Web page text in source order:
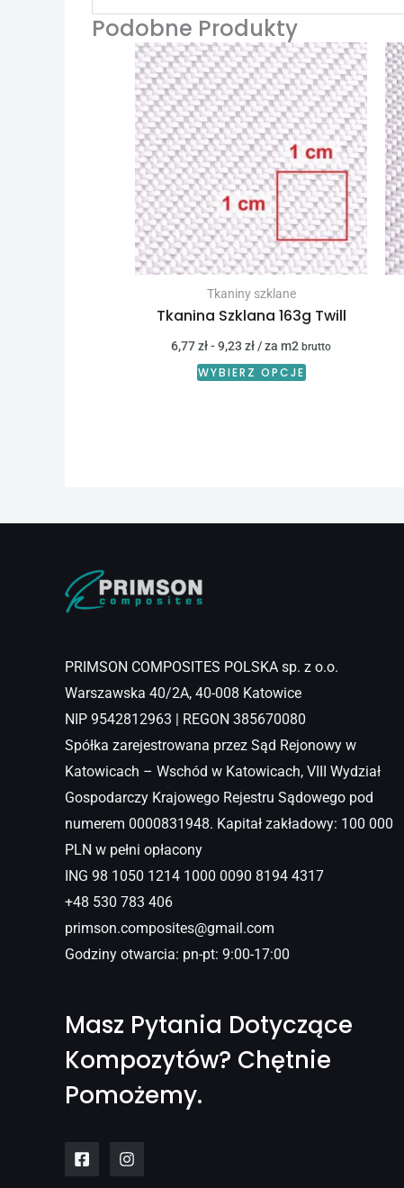
Podobne Produkty
Tkaniny szklane
Tkanina Szklana 163g Twill
6,77zł-9,23zł/ za m2 brutto
WYBIERZ OPCJE
PRIMSON COMPOSITES POLSKA sp. z o.o.
Warszawska 40/2A, 40-008 Katowice
NIP 9542812963 | REGON 385670080
Spółka zarejestrowana przez Sąd Rejonowy w
Katowicach – Wschód w Katowicach, VIII Wydział
Gospodarczy Krajowego Rejestru Sądowego pod
numerem 0000831948. Kapitał zakładowy: 100 000
PLN w pełni opłacony
ING 98 1050 1214 1000 0090 8194 4317
+48 530 783 406
primson.composites@gmail.com
Godziny otwarcia: pn-pt: 9:00-17:00
Masz Pytania Dotyczące
Kompozytów? Chętnie
Pomożemy.